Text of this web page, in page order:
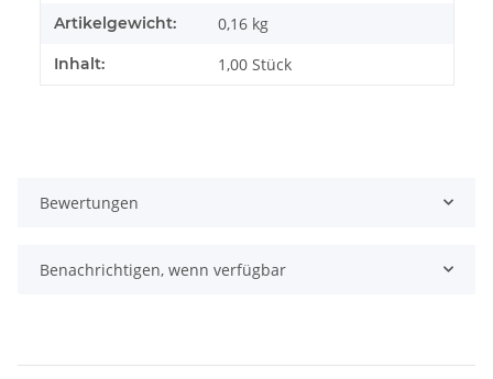
Artikelgewicht: 0,16 kg
Inhalt: 1,00 Stück
Bewertungen
Benachrichtigen, wenn verfügbar